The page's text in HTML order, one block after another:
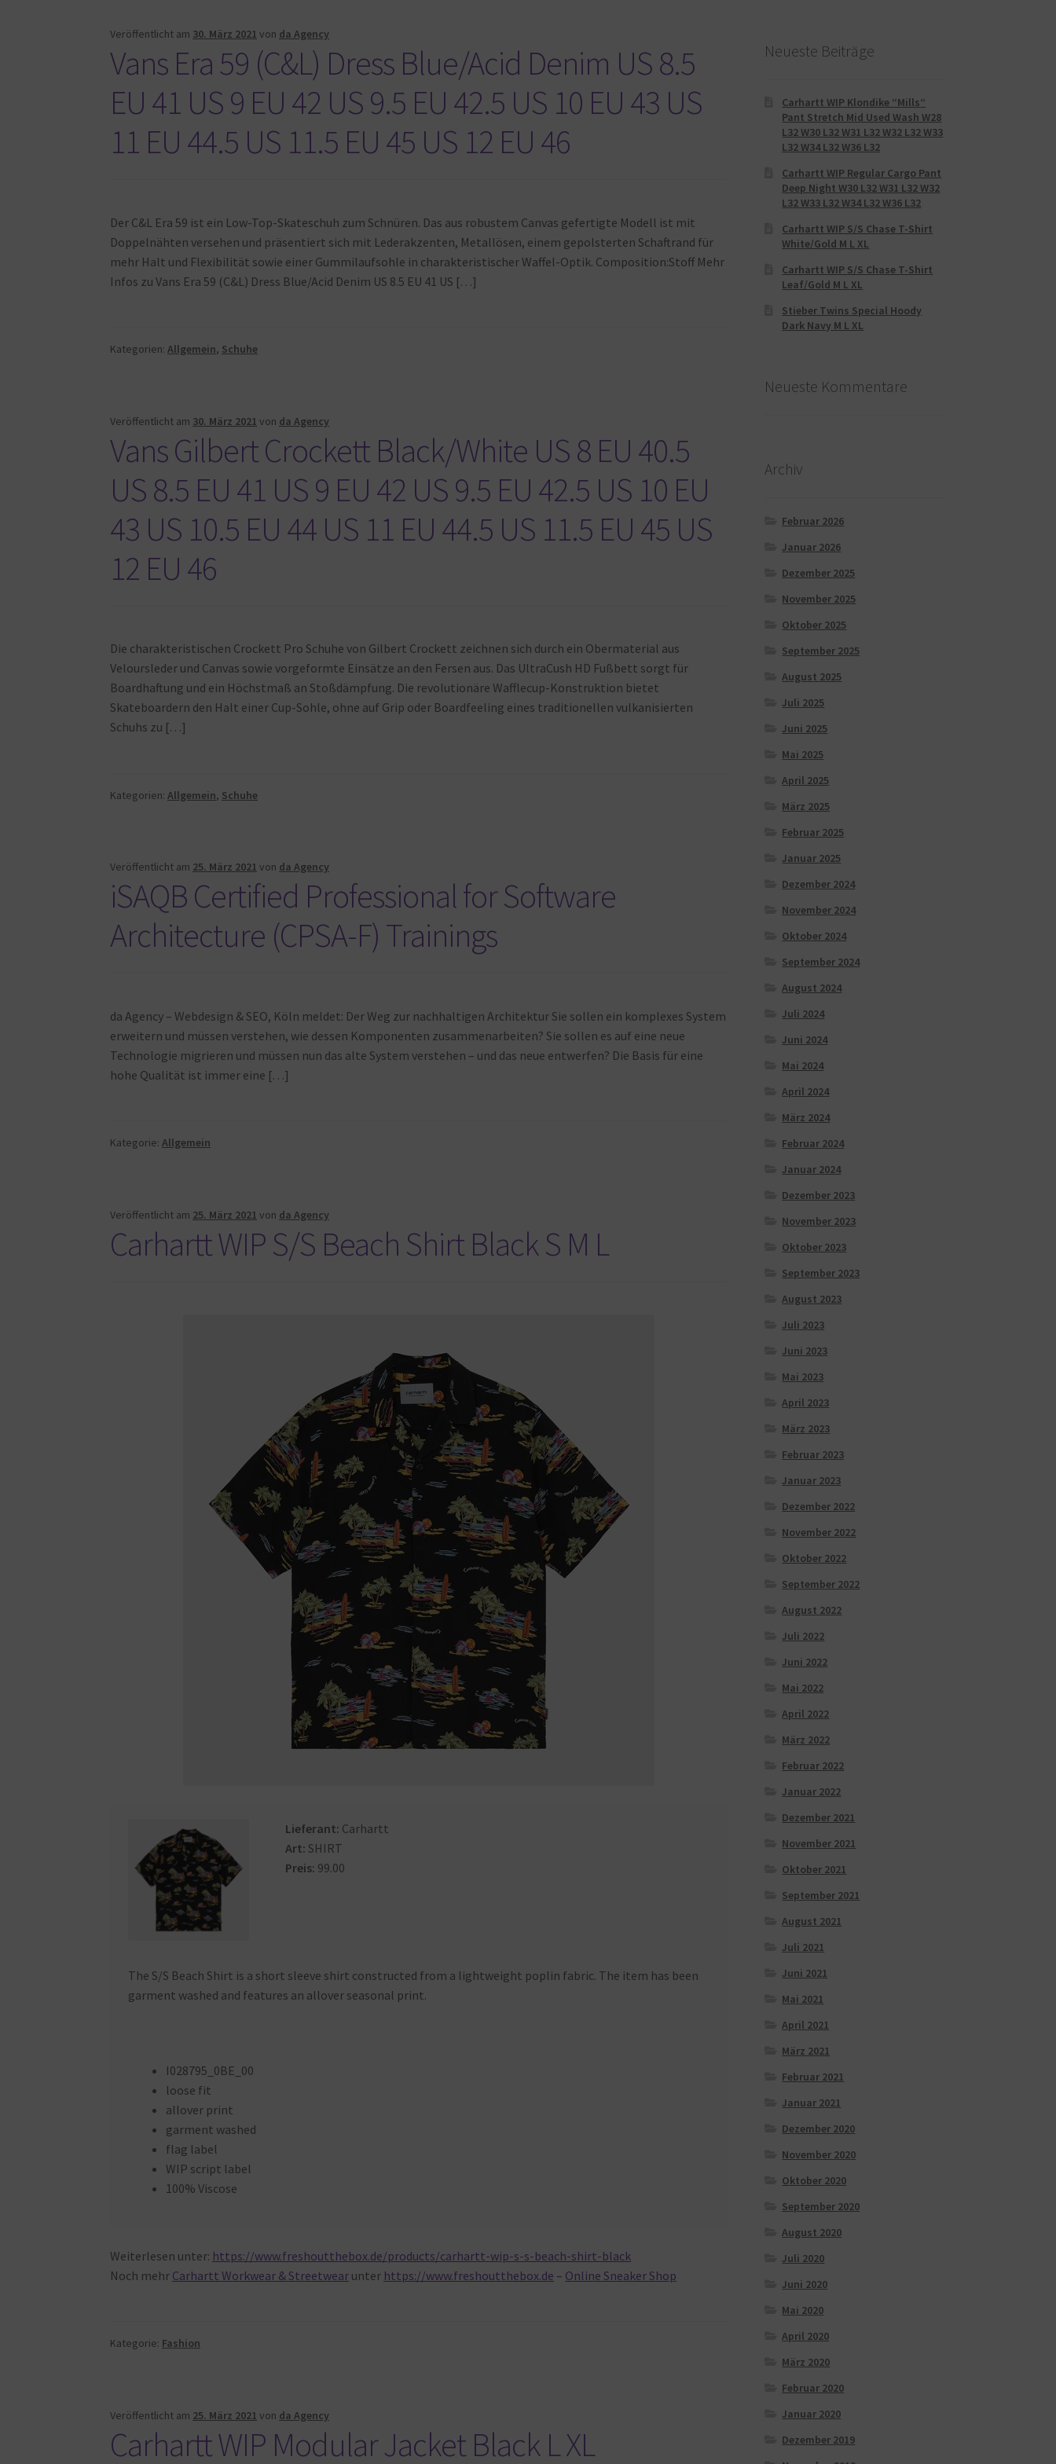
Veröffentlicht am 30. März 2021 von da Agency
Vans Era 59 (C&L) Dress Blue/Acid Denim US 8.5
EU 41 US 9 EU 42 US 9.5 EU 42.5 US 10 EU 43 US
11 EU 44.5 US 11.5 EU 45 US 12 EU 46
Der C&L Era 59 ist ein Low-Top-Skateschuh zum Schnüren. Das aus robustem Canvas gefertigte Modell ist mit
Doppelnähten versehen und präsentiert sich mit Lederakzenten, Metallösen, einem gepolsterten Schaftrand für
mehr Halt und Flexibilität sowie einer Gummilaufsohle in charakteristischer Waffel-Optik. Composition:Stoff Mehr
Infos zu Vans Era 59 (C&L) Dress Blue/Acid Denim US 8.5 EU 41 US […]
Kategorien:Allgemein, Schuhe
Veröffentlicht am 30. März 2021 von da Agency
Vans Gilbert Crockett Black/White US 8 EU 40.5
US 8.5 EU 41 US 9 EU 42 US 9.5 EU 42.5 US 10 EU
43 US 10.5 EU 44 US 11 EU 44.5 US 11.5 EU 45 US
12 EU 46
Die charakteristischen Crockett Pro Schuhe von Gilbert Crockett zeichnen sich durch ein Obermaterial aus
Veloursleder und Canvas sowie vorgeformte Einsätze an den Fersen aus. Das UltraCush HD Fußbett sorgt für
Boardhaftung und ein Höchstmaß an Stoßdämpfung. Die revolutionäre Wafflecup-Konstruktion bietet
Skateboardern den Halt einer Cup-Sohle, ohne auf Grip oder Boardfeeling eines traditionellen vulkanisierten
Schuhs zu […]
Kategorien: Allgemein, Schuhe
Veröffentlicht am 25. März 2021 von da Agency
iSAQB Certified Professional for Software
Architecture (CPSA-F) Trainings
da Agency – Webdesign & SEO, Köln meldet: Der Weg zur nachhaltigen Architektur Sie sollen ein komplexes System
erweitern und müssen verstehen, wie dessen Komponenten zusammenarbeiten? Sie sollen es auf eine neue
Technologie migrieren und müssen nun das alte System verstehen – und das neue entwerfen? Die Basis für eine
hohe Qualität ist immer eine […]
Kategorie:Allgemein
Veröffentlicht am 25. März 2021 von da Agency
Carhartt WIP S/S Beach Shirt Black S M L
Lieferant: Carhartt
Art: SHIRT
Preis: 99.00
The S/S Beach Shirt is a short sleeve shirt constructed from a lightweight poplin fabric. The item has been
garment washed and features an allover seasonal print.
I028795_0BE_00
loose fit
allover print
garment washed
flag label
WIP script label
100% Viscose
Weiterlesen unter: https://www.freshoutthebox.de/products/carhartt-wip-s-s-beach-shirt-black
Noch mehr Carhartt Workwear & Streetwear unter https://www.freshoutthebox.de – Online Sneaker Shop
Kategorie: Fashion
Veröffentlicht am 25. März 2021 von da Agency
Carhartt WIP Modular Jacket Black L XL
Neueste Beiträge
Carhartt WIP Klondike “Mills“
Pant Stretch Mid Used Wash W28
L32 W30 L32 W31 L32 W32 L32 W33
L32 W34 L32 W36 L32
Carhartt WIP Regular Cargo Pant
Deep Night W30 L32 W31 L32 W32
L32 W33 L32 W34 L32 W36 L32
Carhartt WIP S/S Chase T-Shirt
White/Gold M L XL
Carhartt WIP S/S Chase T-Shirt
Leaf/Gold M L XL
Stieber Twins Special Hoody
Dark Navy M L XL
Neueste Kommentare
Archiv
Februar 2026
Januar 2026
Dezember 2025
November 2025
Oktober 2025
September 2025
August 2025
Juli 2025
Juni 2025
Mai 2025
April 2025
März 2025
Februar 2025
Januar 2025
Dezember 2024
November 2024
Oktober 2024
September 2024
August 2024
Juli 2024
Juni 2024
Mai 2024
April 2024
März 2024
Februar 2024
Januar 2024
Dezember 2023
November 2023
Oktober 2023
September 2023
August 2023
Juli 2023
Juni 2023
Mai 2023
April 2023
März 2023
Februar 2023
Januar 2023
Dezember 2022
November 2022
Oktober 2022
September 2022
August 2022
Juli 2022
Juni 2022
Mai 2022
April 2022
März 2022
Februar 2022
Januar 2022
Dezember 2021
November 2021
Oktober 2021
September 2021
August 2021
Juli 2021
Juni 2021
Mai 2021
April 2021
März 2021
Februar 2021
Januar 2021
Dezember 2020
November 2020
Oktober 2020
September 2020
August 2020
Juli 2020
Juni 2020
Mai 2020
April 2020
März 2020
Februar 2020
Januar 2020
Dezember 2019